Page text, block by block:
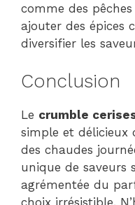
comme des
ajouter des épices
diversifier les
Conclusion
Le crumble
simple et délicieux
des chaudes
unique de saveurs
agrémentée du